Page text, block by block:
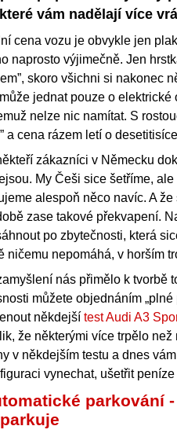
vám nadělají více
cena vozu je obvykle jen
naprosto výjimečně. Jen
skoro všichni si nakonec
jednat pouze o
nelze nic namítat. S
a cena rázem letí o
zákazníci v Německu
My Češi sice šetříme,
alespoň něco navíc. A
zase takové překvapení.
po zbytečnosti, která
ničemu nepomáhá, v horším
nás přimělo k tvorbě
můžete objednáním
někdejší test Audi A3
že některými více trpělo
v někdejším testu a dnes
vynechat, ušetřit
parkování